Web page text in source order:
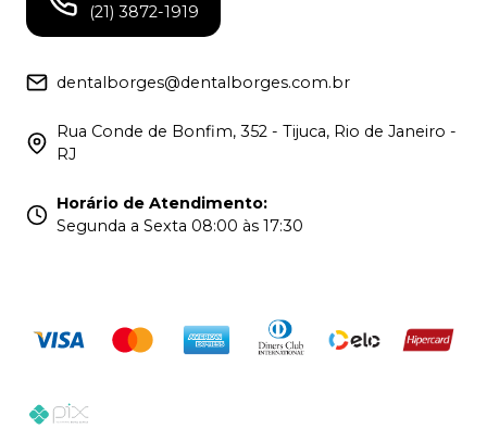
(21) 3872-1919
dentalborges@dentalborges.com.br
Rua Conde de Bonfim, 352 - Tijuca, Rio de Janeiro -
RJ
Horário de Atendimento:
Segunda a Sexta 08:00 às 17:30